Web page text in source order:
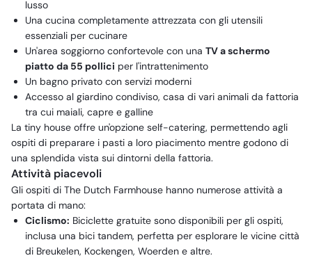
lusso
Una cucina completamente attrezzata con gli utensili
essenziali per cucinare
Un'area soggiorno confortevole con una TV a schermo
piatto da 55 pollici per l'intrattenimento
Un bagno privato con servizi moderni
Accesso al giardino condiviso, casa di vari animali da fattoria
tra cui maiali, capre e galline
La tiny house offre un'opzione self-catering, permettendo agli
ospiti di preparare i pasti a loro piacimento mentre godono di
una splendida vista sui dintorni della fattoria.
Attività piacevoli
Gli ospiti di The Dutch Farmhouse hanno numerose attività a
portata di mano:
Ciclismo: Biciclette gratuite sono disponibili per gli ospiti,
inclusa una bici tandem, perfetta per esplorare le vicine città
di Breukelen, Kockengen, Woerden e altre.